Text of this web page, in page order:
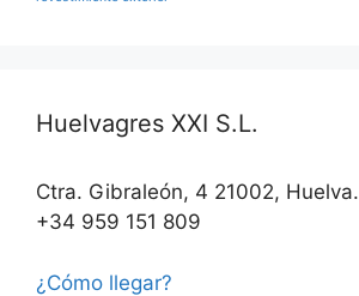
Huelvagres XXI S.L.
Ctra. Gibraleón, 4 21002, Huelva.
+34 959 151 809
¿Cómo llegar?